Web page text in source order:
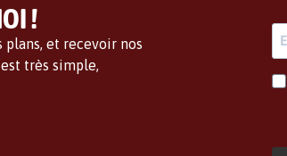
!
plans, et recevoir nos
très simple,